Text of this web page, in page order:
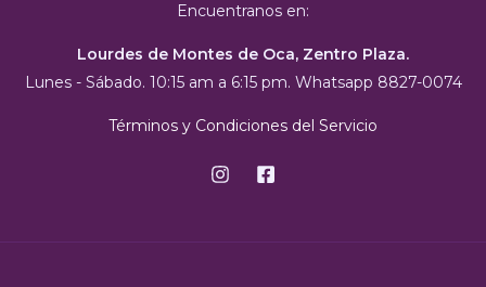
Encuentranos en:
Lourdes de Montes de Oca, Zentro Plaza.
Lunes - Sábado. 10:15 am a 6:15 pm. Whatsapp 8827-0074
Términos y Condiciones del Servicio